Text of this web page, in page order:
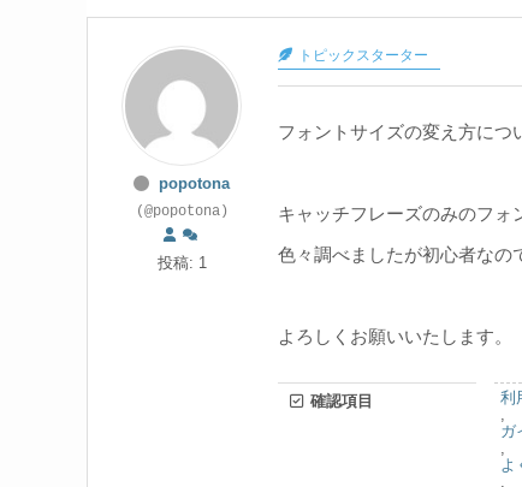
popotona
(@popotona)
投稿: 1
トピックスターター
フォントサイズの変え方につ
キャッチフレーズのみのフォ
色々調べましたが初心者なの
よろしくお願いいたします。
確認項目 利
ガ
よ